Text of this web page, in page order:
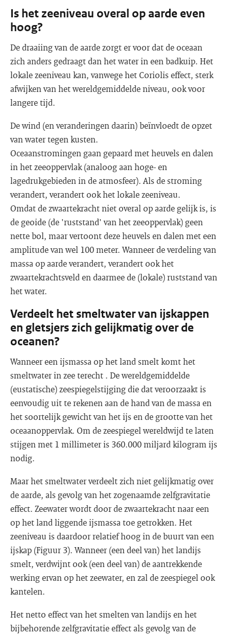
Is het zeeniveau overal op aarde even
hoog?
De draaiing van de aarde zorgt er voor dat de oceaan
zich anders gedraagt dan het water in een badkuip. Het
lokale zeeniveau kan, vanwege het Coriolis effect, sterk
afwijken van het wereldgemiddelde niveau, ook voor
langere tijd.
De wind (en veranderingen daarin) beïnvloedt de opzet
van water tegen kusten.
Oceaanstromingen gaan gepaard met heuvels en dalen
in het zeeoppervlak (analoog aan hoge- en
lagedrukgebieden in de atmosfeer). Als de stroming
verandert, verandert ook het lokale zeeniveau.
Omdat de zwaartekracht niet overal op aarde gelijk is, is
de geoide (de 'ruststand' van het zeeoppervlak) geen
nette bol, maar vertoont deze heuvels en dalen met een
amplitude van wel 100 meter. Wanneer de verdeling van
massa op aarde verandert, verandert ook het
zwaartekrachtsveld en daarmee de (lokale) ruststand van
het water.
Verdeelt het smeltwater van ijskappen
en gletsjers zich gelijkmatig over de
oceanen?
Wanneer een ijsmassa op het land smelt komt het
smeltwater in zee terecht . De wereldgemiddelde
(eustatische) zeespiegelstijging die dat veroorzaakt is
eenvoudig uit te rekenen aan de hand van de massa en
het soortelijk gewicht van het ijs en de grootte van het
oceaanoppervlak. Om de zeespiegel wereldwijd te laten
stijgen met 1 millimeter is 360.000 miljard kilogram ijs
nodig.
Maar het smeltwater verdeelt zich niet gelijkmatig over
de aarde, als gevolg van het zogenaamde zelfgravitatie
effect. Zeewater wordt door de zwaartekracht naar een
op het land liggende ijsmassa toe getrokken. Het
zeeniveau is daardoor relatief hoog in de buurt van een
ijskap (Figuur 3). Wanneer (een deel van) het landijs
smelt, verdwijnt ook (een deel van) de aantrekkende
werking ervan op het zeewater, en zal de zeespiegel ook
kantelen.
Het netto effect van het smelten van landijs en het
bijbehorende zelfgravitatie effect als gevolg van de